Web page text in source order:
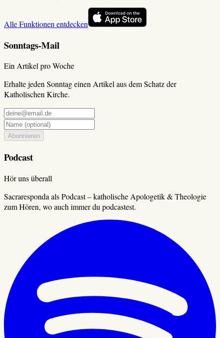
Alle Funktionen entdecken
Sonntags-Mail
Ein Artikel pro Woche
Erhalte jeden Sonntag einen Artikel aus dem Schatz der
Katholischen Kirche.
Abonnieren
Podcast
Hör uns überall
Sacraresponda als Podcast – katholische Apologetik & Theologie
zum Hören, wo auch immer du podcastest.